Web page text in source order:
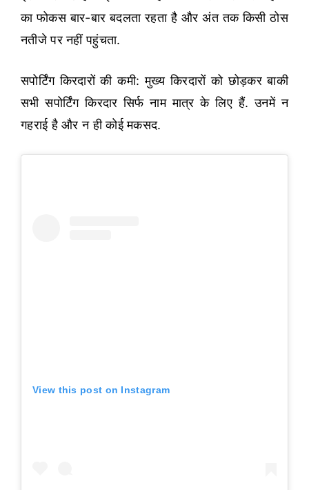
का फोकस बार-बार बदलता रहता है और अंत तक किसी ठोस
नतीजे पर नहीं पहुंचता.
सपोर्टिंग किरदारों की कमी: मुख्य किरदारों को छोड़कर बाकी
सभी सपोर्टिंग किरदार सिर्फ नाम मात्र के लिए हैं. उनमें न
गहराई है और न ही कोई मकसद.
View this post on Instagram